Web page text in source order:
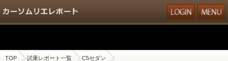
TOP 試乗レポート一覧 C5セダン